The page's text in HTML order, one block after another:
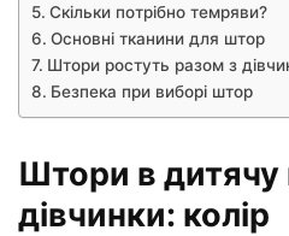
Скільки потрібно темряви?
Основні тканини для штор
Штори ростуть разом з
Безпека при виборі штор
Штори в дитячу
дівчинки: колір